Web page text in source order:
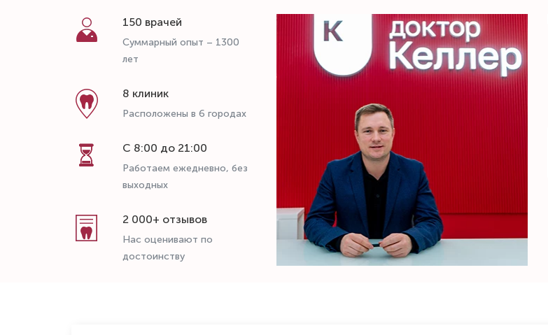
150 врачей
Суммарный опыт – 1300
лет
8 клиник
Расположены в 6 городах
С 8:00 до 21:00
Работаем ежедневно, без
выходных
2 000+ отзывов
Нас оценивают по
достоинству